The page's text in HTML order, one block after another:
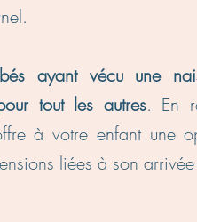
ayant vécu une
tout les autres. En
à votre enfant une
liées à son